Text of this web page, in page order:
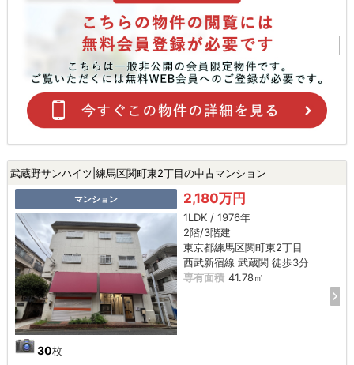
武蔵野サンハイツ|練馬区関町東2丁目の中古マンション
マンション
30枚
2,180万円
1LDK / 1976年
2階/3階建
東京都練馬区関町東2丁目
西武新宿線 武蔵関 徒歩3分
専有面積 41.78㎡